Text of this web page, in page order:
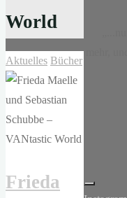
World
Aktuelles Bücher
Frieda